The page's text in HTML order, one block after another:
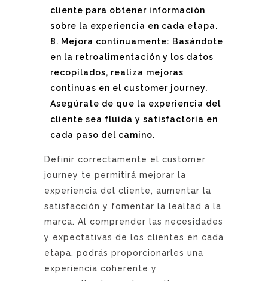
cliente para obtener información
sobre la experiencia en cada etapa.
Mejora continuamente: Basándote
en la retroalimentación y los datos
recopilados, realiza mejoras
continuas en el customer journey.
Asegúrate de que la experiencia del
cliente sea fluida y satisfactoria en
cada paso del camino.
Definir correctamente el customer
journey te permitirá mejorar la
experiencia del cliente, aumentar la
satisfacción y fomentar la lealtad a la
marca. Al comprender las necesidades
y expectativas de los clientes en cada
etapa, podrás proporcionarles una
experiencia coherente y